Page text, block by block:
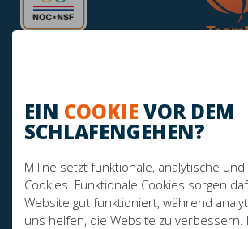
EIN COOKIE VOR DEM
SCHLAFENGEHEN?
M line setzt funktionale, analytische und
Cookies. Funktionale Cookies sorgen
Website gut funktioniert, während
uns helfen, die Website zu verbessern.
HABEN SIE NOCH FRAGEN?
info@mline.nl
+31 413-243050